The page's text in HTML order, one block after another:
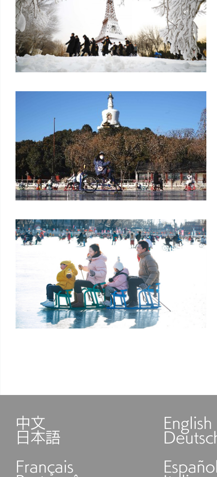
中文 English
日本語
Français